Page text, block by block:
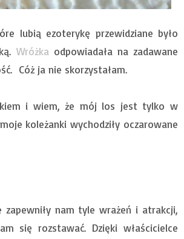
lubią ezoterykę przewidziane było
Wróżka odpowiadała na zadawane
Cóż ja nie skorzystałam.
i wiem, że mój los jest tylko w
koleżanki wychodziły oczarowane
zapewniły nam tyle wrażeń i atrakcji,
się rozstawać. Dzięki właścicielce